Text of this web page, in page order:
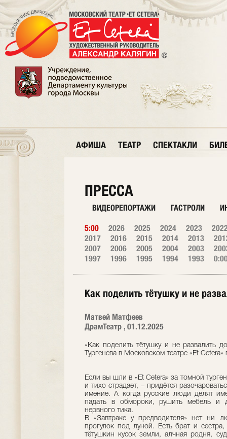
АФИША ТЕАТР СПЕКТАКЛИ
ПРЕССА
ВИДЕОРЕПОРТАЖИ ГАСТРОЛИ
5:00 2026 2025 2024 2023
2017
2016 2015 2014 2013
2007
2006 2005 2004 2003
1997
1996 1995 1994 1993
Как поделить тётушку и не
Матвей Матфеев
ДрамТеатр , 01.12.2025
«Как поделить тётушку и не развалить
Тургенева в Московском театре «Et
Если вы шли в «Et Cetera» за томной
и тихо страдает, – придётся
имение. А когда русские люди делят
падать в обмороки, рушить мебель и
нервного тика.
В «Завтраке у предводителя» нет ни
прогулок под луной. Есть брат и
тётушкин кусок земли, алчная родня,